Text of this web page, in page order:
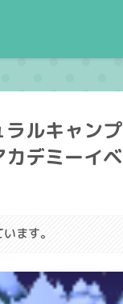
ラルキャン
デミーイ
ます。